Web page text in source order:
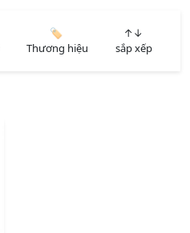
🏷️
Thương hiệu
↑↓
sắp xếp